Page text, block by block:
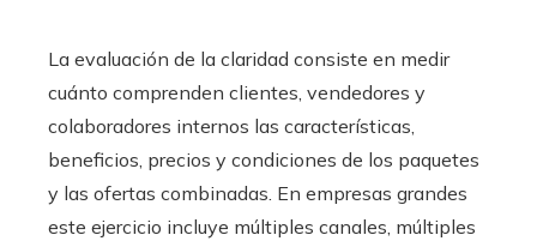
La evaluación de la claridad consiste en medir
cuánto comprenden clientes, vendedores y
colaboradores internos las características,
beneficios, precios y condiciones de los paquetes
y las ofertas combinadas. En empresas grandes
este ejercicio incluye múltiples canales, múltiples